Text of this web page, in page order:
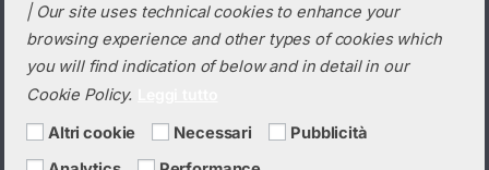
| Our site uses technical cookies to enhance your
browsing experience and other types of cookies which
you will find indication of below and in detail in our
Cookie Policy.
Altri cookie Necessari
Pubblicità